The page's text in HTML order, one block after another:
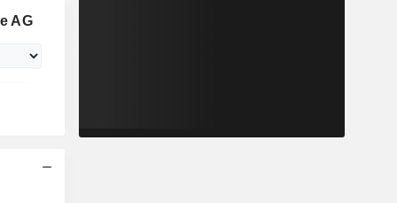
AG